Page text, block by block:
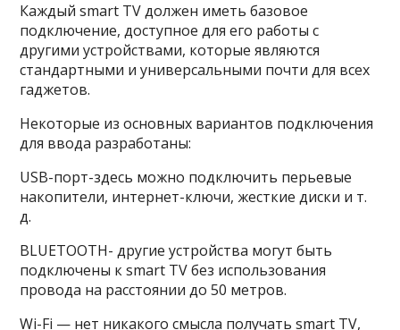
Каждый smart TV должен иметь базовое
подключение, доступное для его работы с
другими устройствами, которые являются
стандартными и универсальными почти для всех
гаджетов.
Некоторые из основных вариантов подключения
для ввода разработаны:
USB-порт-здесь можно подключить перьевые
накопители, интернет-ключи, жесткие диски и т.
д.
BLUETOOTH- другие устройства могут быть
подключены к smart TV без использования
провода на расстоянии до 50 метров.
Wi-Fi — нет никакого смысла получать smart TV,